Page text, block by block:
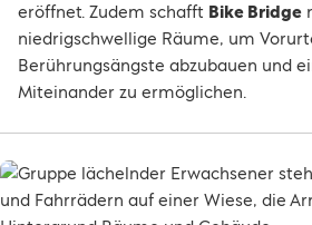
eröffnet. Zudem schafft Bike Bridge
niedrigschwellige Räume, um
Berührungsängste abzubauen und
Miteinander zu ermöglichen.